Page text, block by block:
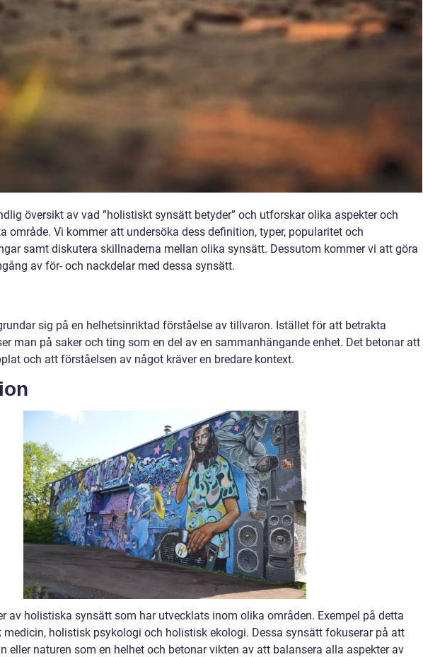
översikt av vad ”holistiskt synsätt betyder” och utforskar olika aspekter och
område. Vi kommer att undersöka dess definition, typer, popularitet och
samt diskutera skillnaderna mellan olika synsätt. Dessutom kommer vi att göra
av för- och nackdelar med dessa synsätt.
sig på en helhetsinriktad förståelse av tillvaron. Istället för att betrakta
man på saker och ting som en del av en sammanhängande enhet. Det betonar att
och att förståelsen av något kräver en bredare kontext.
av holistiska synsätt som har utvecklats inom olika områden. Exempel på detta
medicin, holistisk psykologi och holistisk ekologi. Dessa synsätt fokuserar på att
eller naturen som en helhet och betonar vikten av att balansera alla aspekter av